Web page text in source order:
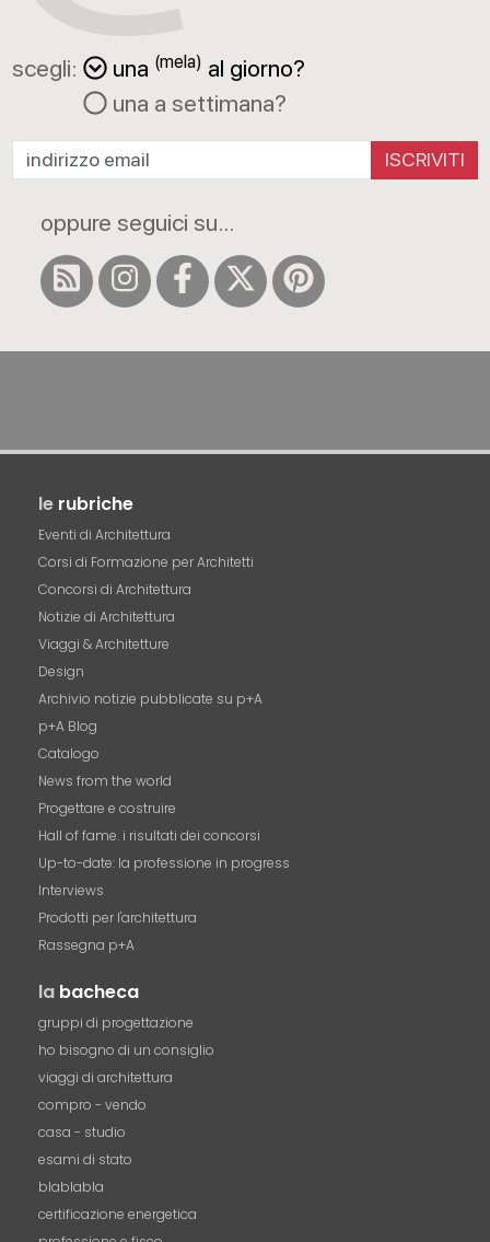
scegli: una (mela) al giorno?
una a settimana?
ISCRIVITI
oppure seguici su...
le rubriche
Eventi di Architettura
Corsi di Formazione per Architetti
Concorsi di Architettura
Notizie di Architettura
Viaggi & Architetture
Design
Archivio notizie pubblicate su p+A
p+A Blog
Catalogo
News from the world
Progettare e costruire
Hall of fame. i risultati dei concorsi
Up-to-date: la professione in progress
Interviews
Prodotti per l'architettura
Rassegna p+A
la bacheca
gruppi di progettazione
ho bisogno di un consiglio
viaggi di architettura
compro - vendo
casa - studio
esami di stato
blablabla
certificazione energetica